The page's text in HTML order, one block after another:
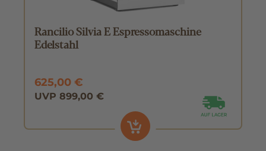
Rancilio Silvia E Espressomaschine
Edelstahl
625,00 €
UVP 899,00 €